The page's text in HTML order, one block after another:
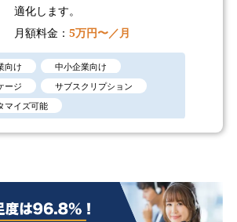
適化します。
月額料金： 5万円〜／月
向け
中小企業向け
ージ
サブスクリプション
マイズ可能